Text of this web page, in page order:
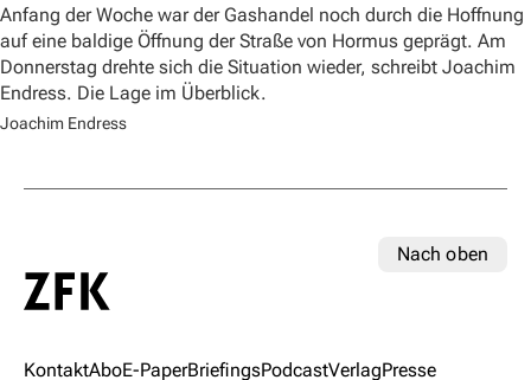
Anfang der Woche war der Gashandel noch durch die Hoffnung
auf eine baldige Öffnung der Straße von Hormus geprägt. Am
Donnerstag drehte sich die Situation wieder, schreibt Joachim
Endress. Die Lage im Überblick.
Joachim Endress
Nach oben
KontaktAboE-PaperBriefingsPodcastVerlagPresse